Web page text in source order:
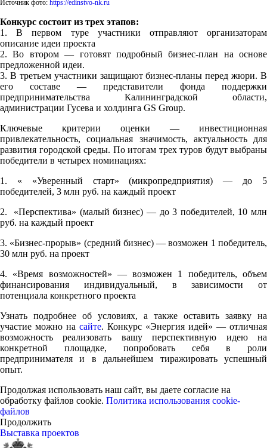
Источник фото: https://edinstvo-nk.ru
Конкурс состоит из трех этапов:
1. В первом туре участники отправляют организаторам
описание идеи проекта
2. Во втором — готовят подробный бизнес-план на основе
предложенной идеи.
3. В третьем участники защищают бизнес-планы перед жюри. В
его составе — представители фонда поддержки
предпринимательства Калининградской области,
администрации Гусева и холдинга GS Group.
Ключевые критерии оценки — инвестиционная
привлекательность, социальная значимость, актуальность для
развития городской среды. По итогам трех туров будут выбраны
победители в четырех номинациях:
1. « «Уверенный старт» (микропредприятия) — до 5
победителей, 3 млн руб. на каждый проект
2. «Перспектива» (малый бизнес) — до 3 победителей, 10 млн
руб. на каждый проект
3. «Бизнес-прорыв» (средний бизнес) — возможен 1 победитель,
30 млн руб. на проект
4. «Время возможностей» — возможен 1 победитель, объем
финансирования индивидуальный, в зависимости от
потенциала конкретного проекта
Узнать подробнее об условиях, а также оставить заявку на
участие можно на сайте. Конкурс «Энергия идей» — отличная
возможность реализовать вашу перспективную идею на
конкретной площадке, попробовать себя в роли
предпринимателя и в дальнейшем тиражировать успешный
опыт.
Продолжая использовать наш сайт, вы даете согласие на
обработку файлов cookie. Политика использования cookie-
файлов
Продолжить
Выставка проектов